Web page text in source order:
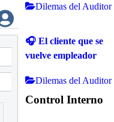
Dilemas del Auditor
🎧 El cliente que se
vuelve empleador
Dilemas del Auditor
Control Interno